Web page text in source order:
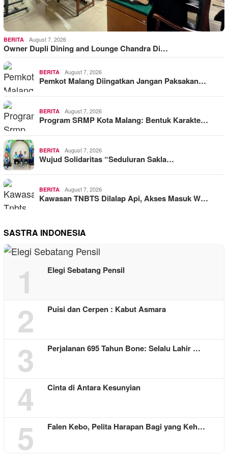
BERITA August 7, 2026
Owner Dupli Dining and Lounge Chandra Di…
BERITA August 7, 2026
Pemkot Malang Diingatkan Jangan Paksakan…
BERITA August 7, 2026
Program SRMP Kota Malang: Bentuk Karakte…
BERITA August 7, 2026
Wujud Solidaritas “Seduluran Sakla…
BERITA August 7, 2026
Kawasan TNBTS Dilalap Api, Akses Masuk W…
SASTRA INDONESIA
1 Elegi Sebatang Pensil
2 Puisi dan Cerpen : Kabut Asmara
3 Perjalanan 695 Tahun Bone: Selalu Lahir …
4 Cinta di Antara Kesunyian
5 Falen Kebo, Pelita Harapan Bagi yang Keh…